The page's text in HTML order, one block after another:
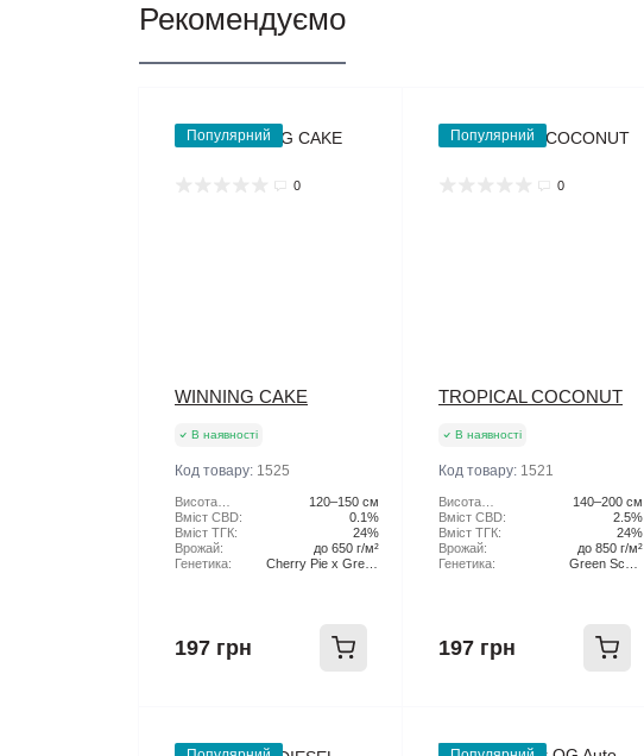
Рекомендуємо
Популярний
0
WINNING CAKE
В наявності
Код товару: 1525
Висота
рослини:
120–150 см
Вміст CBD:
0.1%
Вміст ТГК:
24%
Врожай:
до 650 г/м²
Генетика:
Cherry Pie x Green
197 грн
Популярний
0
TROPICAL COCONUT
В наявності
Код товару: 1521
Висота
рослини:
140–200 см
Вміст CBD:
2.5%
Вміст ТГК:
24%
Врожай:
до 850 г/м²
Генетика:
Green Scout
197 грн